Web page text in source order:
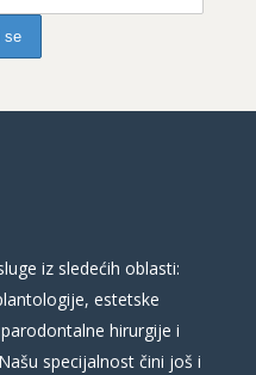
iz sledećih oblasti:
estetske
hirurgije i
specijalnost čini još i